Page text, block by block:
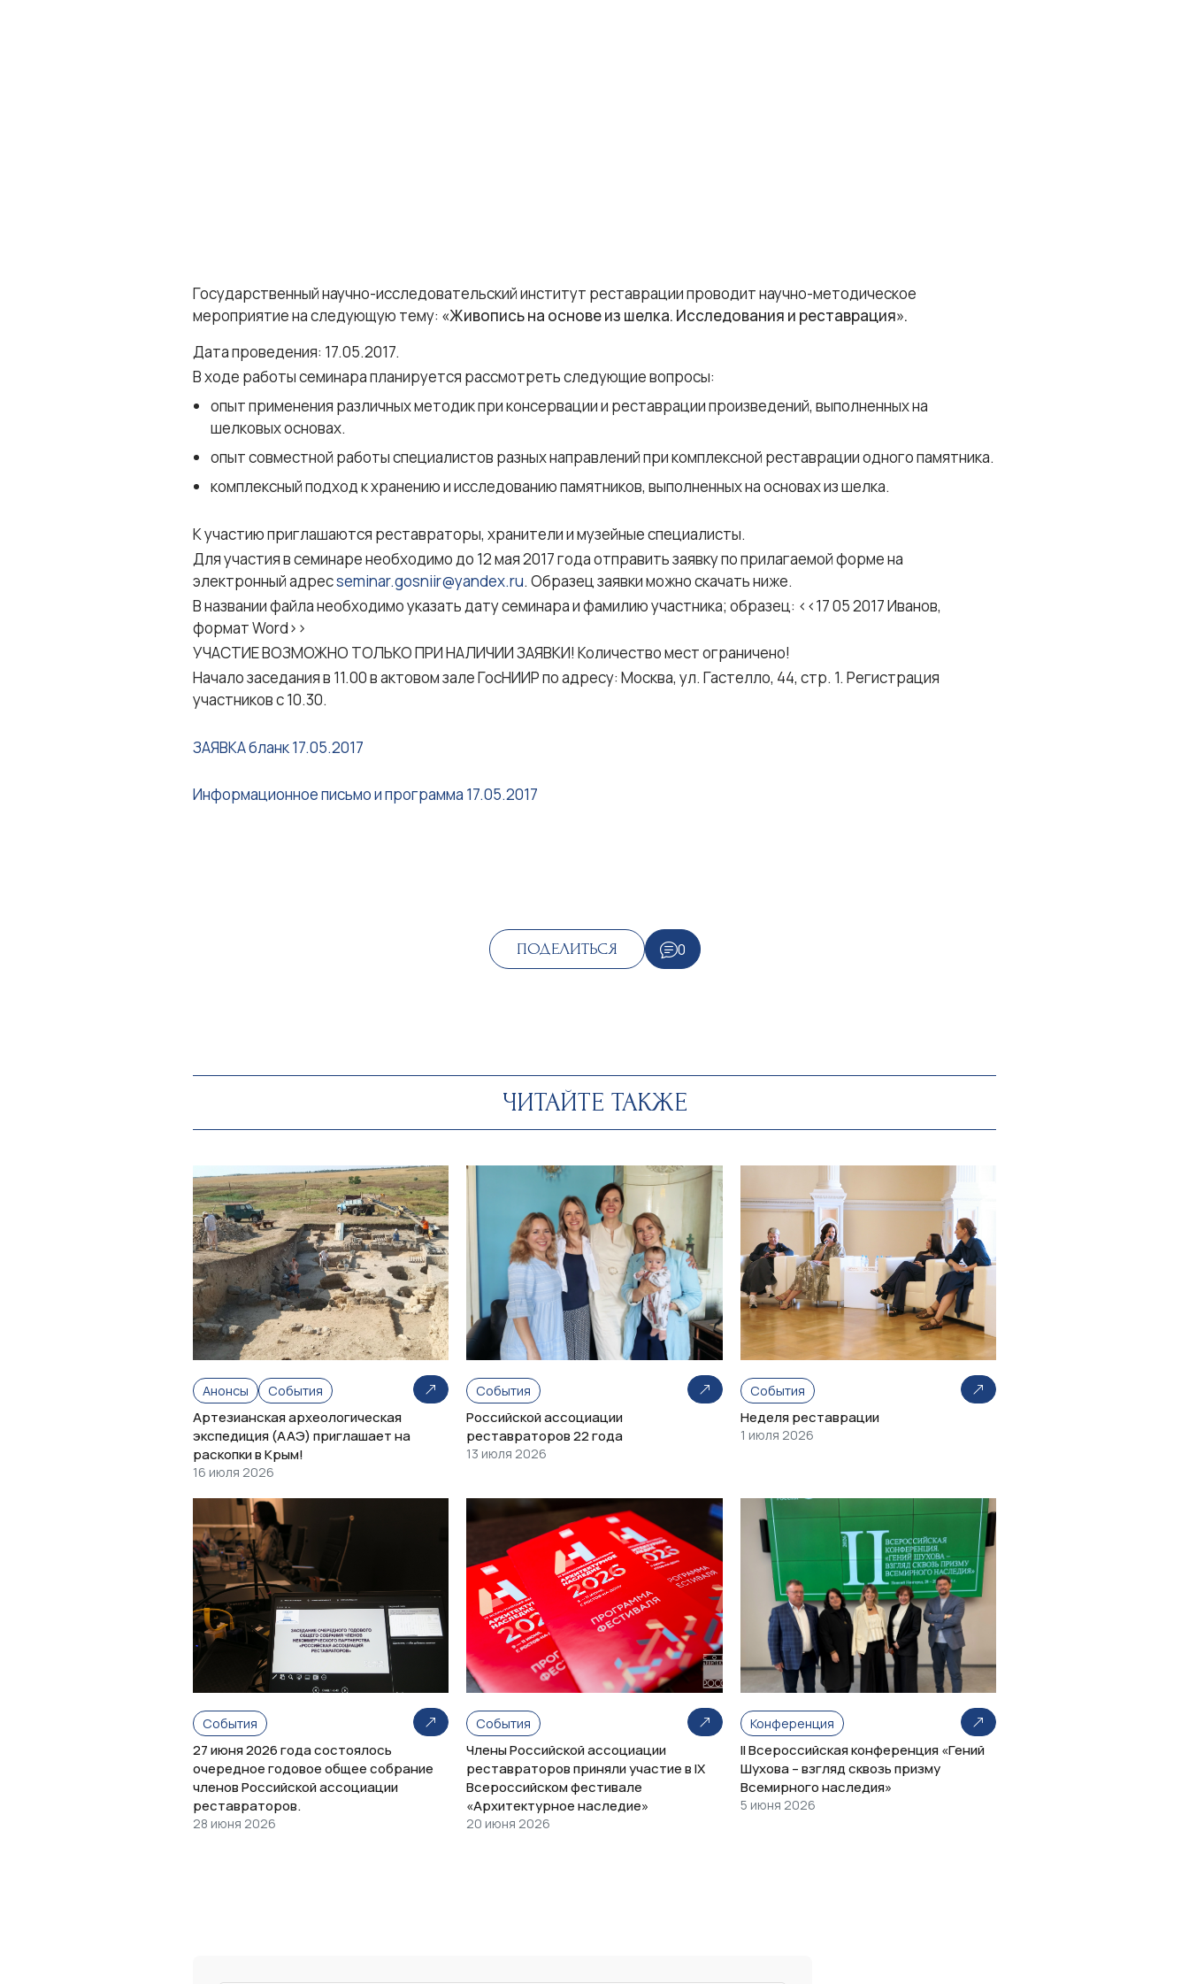
Государственный научно-исследовательский институт реставрации проводит научно-методическое
мероприятие на следующую тему: «Живопись на основе из шелка. Исследования и реставрация».
Дата проведения: 17.05.2017.
В ходе работы семинара планируется рассмотреть следующие вопросы:
опыт применения различных методик при консервации и реставрации произведений, выполненных на
шелковых основах.
опыт совместной работы специалистов разных направлений при комплексной реставрации одного памятника.
комплексный подход к хранению и исследованию памятников, выполненных на основах из шелка.
К участию приглашаются реставраторы, хранители и музейные специалисты.
Для участия в семинаре необходимо до 12 мая 2017 года отправить заявку по прилагаемой форме на
электронный адресseminar.gosniir@yandex.ru. Образец заявки можно скачать ниже.
В названии файла необходимо указать дату семинара и фамилию участника; образец: <<17 05 2017 Иванов,
формат Word>>
УЧАСТИЕ ВОЗМОЖНО ТОЛЬКО ПРИ НАЛИЧИИ ЗАЯВКИ! Количество мест ограничено!
Начало заседания в 11.00 в актовом зале ГосНИИР по адресу: Москва, ул. Гастелло, 44, стр. 1. Регистрация
участников с 10.30.
ЗАЯВКА бланк 17.05.2017
Информационное письмо и программа 17.05.2017
ПОДЕЛИТЬСЯ 0
ЧИТАЙТЕ ТАКЖЕ
Анонсы События
Артезианская археологическая
экспедиция (ААЭ) приглашает на
раскопки в Крым!
16 июля 2026
События
Российской ассоциации
реставраторов 22 года
13 июля 2026
События
Неделя реставрации
1 июля 2026
События
27 июня 2026 года состоялось
очередное годовое общее собрание
членов Российской ассоциации
реставраторов.
28 июня 2026
События
Члены Российской ассоциации
реставраторов приняли участие в IX
Всероссийском фестивале
«Архитектурное наследие»
20 июня 2026
Конференция
II Всероссийская конференция «Гений
Шухова – взгляд сквозь призму
Всемирного наследия»
5 июня 2026